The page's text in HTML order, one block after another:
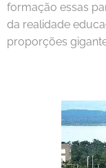
formação essas
da realidade
proporções